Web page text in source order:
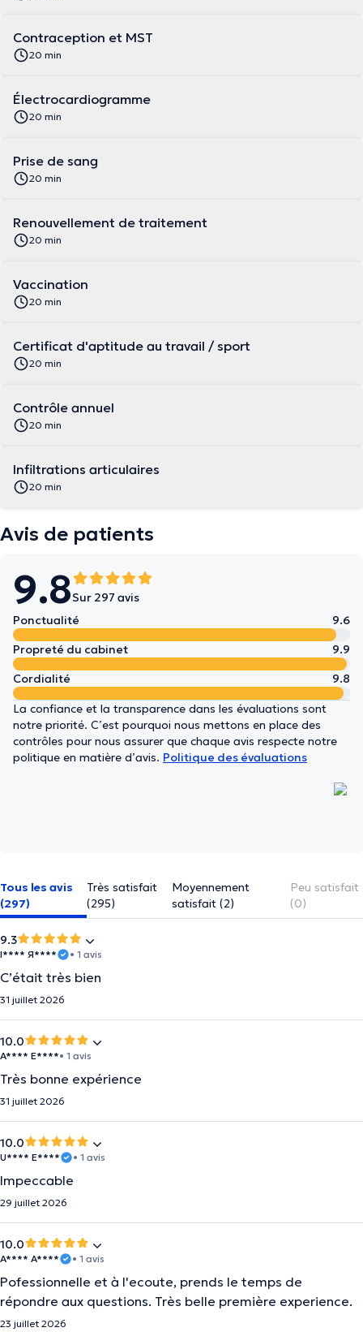
Contraception et MST
20 min
Électrocardiogramme
20 min
Prise de sang
20 min
Renouvellement de traitement
20 min
Vaccination
20 min
Certificat d'aptitude au travail / sport
20 min
Contrôle annuel
20 min
Infiltrations articulaires
20 min
Avis de patients
9.8Sur 297 avis
Ponctualité
9.6
Propreté du cabinet
9.9
Cordialité
9.8
La confiance et la transparence dans les évaluations sont
notre priorité. C’est pourquoi nous mettons en place des
contrôles pour nous assurer que chaque avis respecte notre
politique en matière d’avis. Politique des évaluations
Tous les avis
(297)
Très satisfait
(295)
Moyennement
satisfait (2)
Peu satisfait
(0)
9.3
І**** Я**** • 1 avis
C’était très bien
31 juillet 2026
10.0
A**** E****• 1 avis
Très bonne expérience
31 juillet 2026
10.0
U**** E**** • 1 avis
Impeccable
29 juillet 2026
10.0
A**** A**** • 1 avis
Pofessionnelle et à l'ecoute, prends le temps de
répondre aux questions. Très belle première experience.
23 juillet 2026